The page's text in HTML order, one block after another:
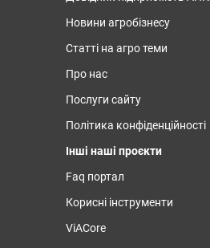
Новини агробізнесу
Статті на агро теми
Про нас
Послуги сайту
Політика конфіденційності
Інші наші проєкти
Faq портал
Корисні інструменти
ViACore